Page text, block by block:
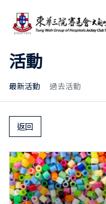
活動
最新活動 過去活動
返回